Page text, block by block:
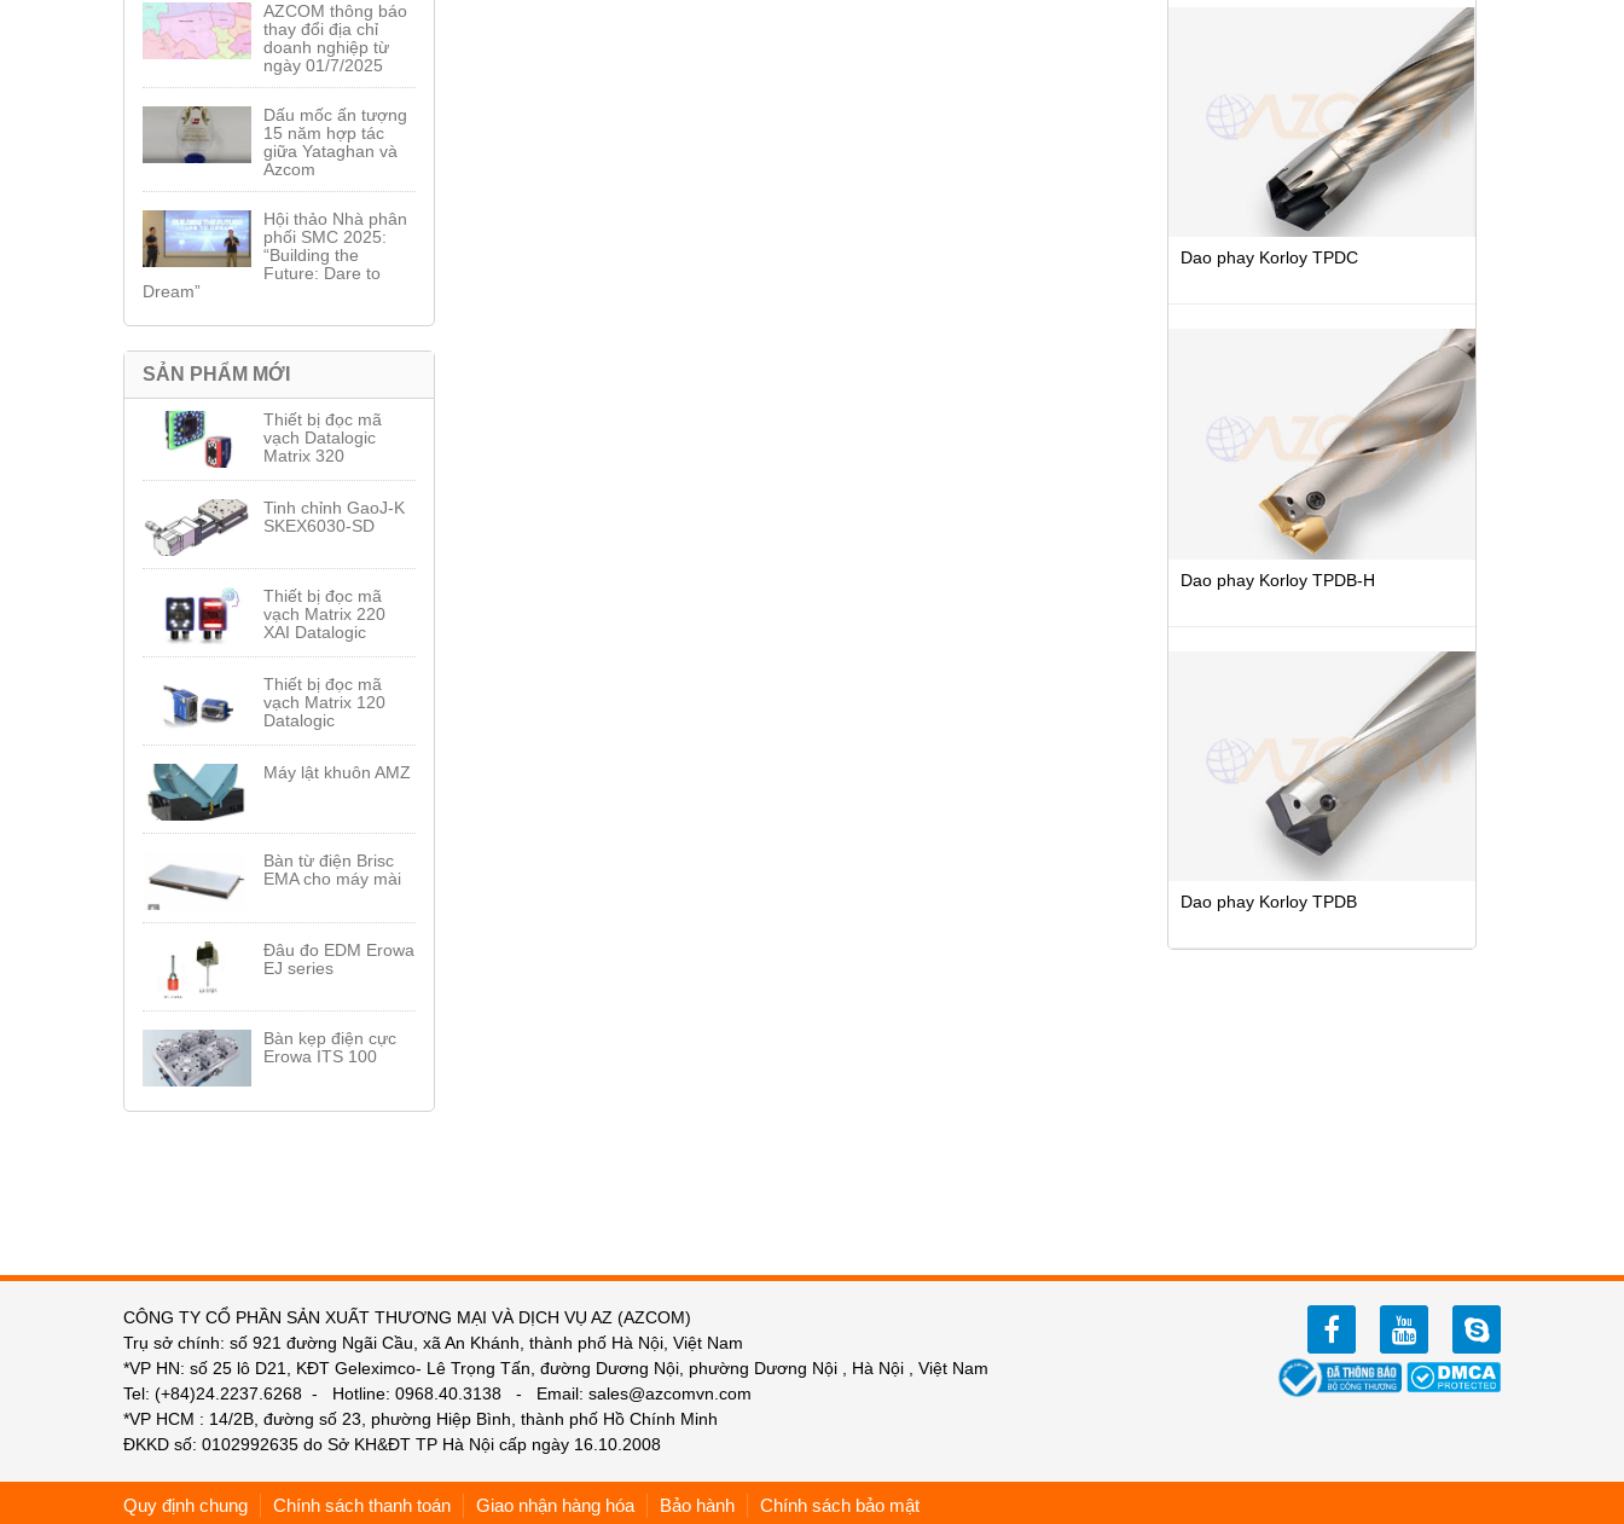
AZCOM thông báo
thay đổi địa chỉ
doanh nghiệp từ
ngày 01/7/2025
Dấu mốc ấn tượng
15 năm hợp tác
giữa Yataghan và
Azcom
Hội thảo Nhà phân
phối SMC 2025:
“Building the
Future: Dare to
Dream”
SẢN PHẨM MỚI
Thiết bị đọc mã
vạch Datalogic
Matrix 320
Tinh chỉnh GaoJ-K
SKEX6030-SD
Thiết bị đọc mã
vạch Matrix 220
XAI Datalogic
Thiết bị đọc mã
vạch Matrix 120
Datalogic
Máy lật khuôn AMZ
Bàn từ điện Brisc
EMA cho máy mài
Đâu đo EDM Erowa
EJ series
Bàn kẹp điện cực
Erowa ITS 100
Dao phay Korloy TPDC
Dao phay Korloy TPDB-H
Dao phay Korloy TPDB
CÔNG TY CỔ PHẦN SẢN XUẤT THƯƠNG MẠI VÀ DỊCH VỤ AZ (AZCOM)
Trụ sở chính: số 921 đường Ngãi Cầu, xã An Khánh, thành phố Hà Nội, Việt Nam
*VP HN: số 25 lô D21, KĐT Geleximco- Lê Trọng Tấn, đường Dương Nội, phường Dương Nội , Hà Nội , Việt Nam
Tel: (+84)24.2237.6268 - Hotline: 0968.40.3138 - Email: sales@azcomvn.com
*VP HCM : 14/2B, đường số 23, phường Hiệp Bình, thành phố Hồ Chính Minh
ĐKKD số: 0102992635 do Sở KH&ĐT TP Hà Nội cấp ngày 16.10.2008
facebookyoutube zalo
Quy định chung Chính sách thanh toán Giao nhận hàng hóa Bảo hành Chính sách bảo mật